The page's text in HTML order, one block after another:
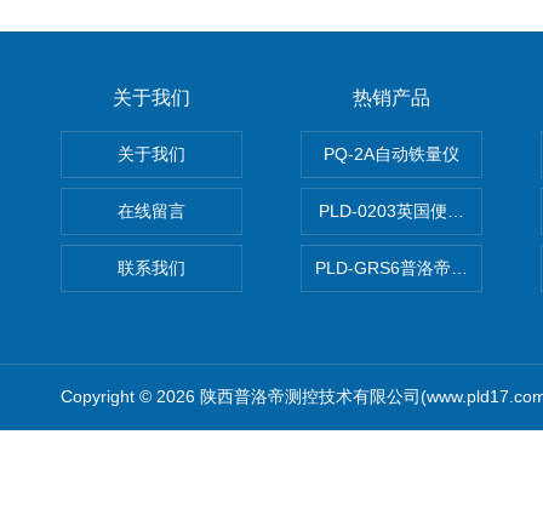
关于我们
关于我们
在线留言
联系我们
热销产品
PQ-2A自动铁量仪
PLD-0203英国便携式油品颗
PLD-GRS6普洛帝全自动微量
Copyright © 2026 陕西普洛帝测控技术有限公司